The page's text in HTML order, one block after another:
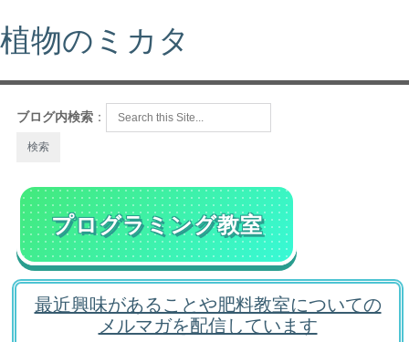
植物のミカタ
ブログ内検索 ：
プログラミング教室
最近興味があることや肥料教室についての
メルマガを配信しています